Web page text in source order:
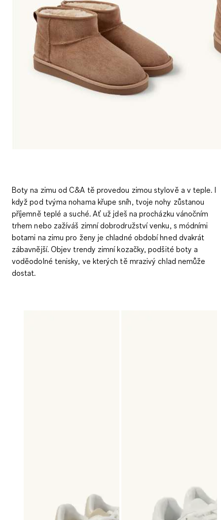
Boty na zimu od C&A tě provedou zimou stylově a v teple. I
když pod tvýma nohama křupe sníh, tvoje nohy zůstanou
příjemně teplé a suché. Ať už jdeš na procházku vánočním
trhem nebo zažíváš zimní dobrodružství venku, s módními
botami na zimu pro ženy je chladné období hned dvakrát
zábavnější. Objev trendy zimní kozačky, podšité boty a
voděodolné tenisky, ve kterých tě mrazivý chlad nemůže
dostat.